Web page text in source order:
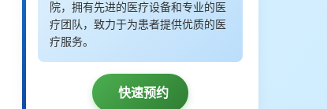
院，拥有先进的医疗设备和专业的医
疗团队，致力于为患者提供优质的医
疗服务。
快速预约